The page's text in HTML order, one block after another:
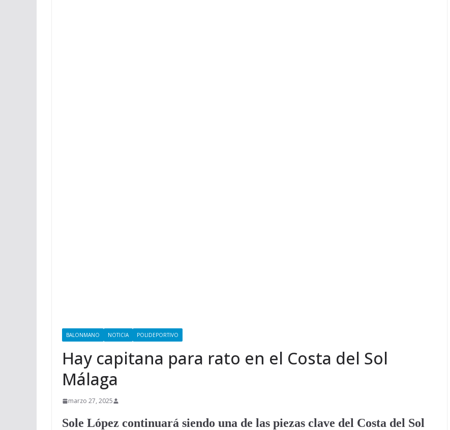
BALONMANO NOTICIA POLIDEPORTIVO
Hay capitana para rato en el Costa del Sol
Málaga
marzo 27, 2025
Sole López continuará siendo una de las piezas clave del Costa del Sol